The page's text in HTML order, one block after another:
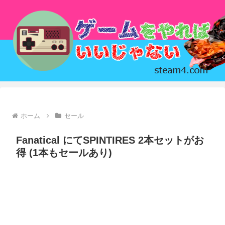
ホーム セール
Fanatical にてSPINTIRES 2本セットがお
得 (1本もセールあり)